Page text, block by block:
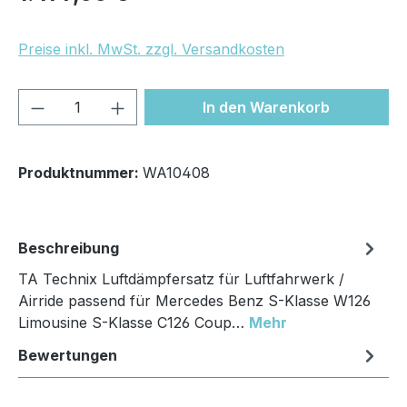
Preise inkl. MwSt. zzgl. Versandkosten
Produkt Anzahl: Gib denIn den Warenkorb
Produktnummer: WA10408
Beschreibung
TA Technix Luftdämpfersatz für Luftfahrwerk /
Airride passend für Mercedes Benz S-Klasse W126
Limousine S-Klasse C126 Coup… Mehr
Bewertungen